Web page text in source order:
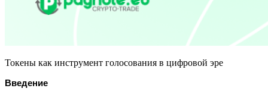
Токены как инструмент голосования в цифровой эре
Введение